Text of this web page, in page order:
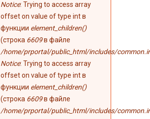
Notice: Trying to access array
offset on value of type int в
функции element_children()
(строка 6609в файле
/home/prportal/public_html/includes/
Notice: Trying to access array
offset on value of type int в
функции element_children()
(строка 6609в файле
/home/prportal/public_html/includes/